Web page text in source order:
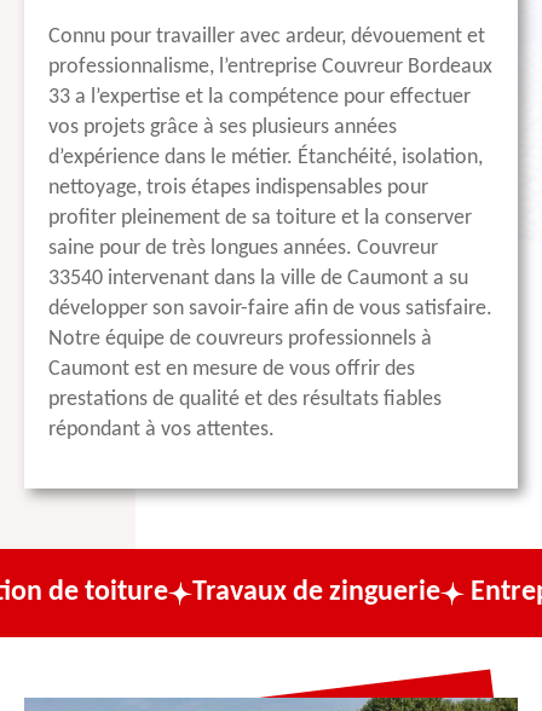
Connu pour travailler avec ardeur, dévouement et
professionnalisme, l’entreprise Couvreur Bordeaux
33 a l’expertise et la compétence pour effectuer
vos projets grâce à ses plusieurs années
d’expérience dans le métier. Étanchéité, isolation,
nettoyage, trois étapes indispensables pour
profiter pleinement de sa toiture et la conserver
saine pour de très longues années. Couvreur
33540 intervenant dans la ville de Caumont a su
développer son savoir-faire afin de vous satisfaire.
Notre équipe de couvreurs professionnels à
Caumont est en mesure de vous offrir des
prestations de qualité et des résultats fiables
répondant à vos attentes.
Travaux de zinguerie Entreprise de